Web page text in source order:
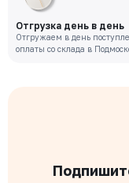
Отгрузка день в день
Отгружаем в день
оплаты со склада в